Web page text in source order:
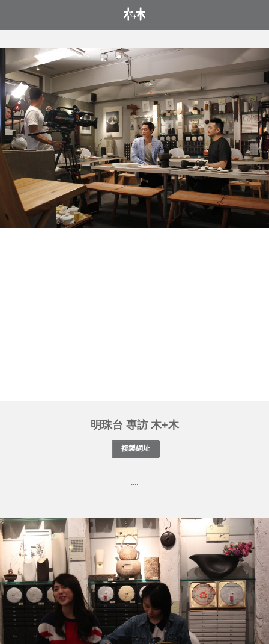
明珠台 專訪 木+木